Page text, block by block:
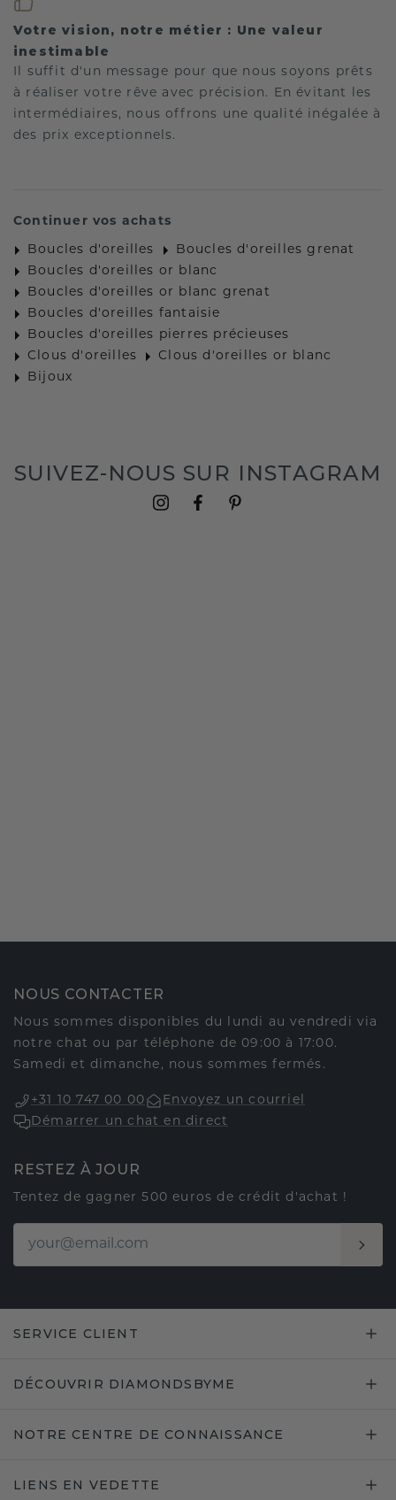
Votre vision, notre métier : Une valeur
inestimable
Il suffit d'un message pour que nous soyons prêts
à réaliser votre rêve avec précision. En évitant les
intermédiaires, nous offrons une qualité inégalée à
des prix exceptionnels.
Continuer vos achats
Boucles d'oreilles
Boucles d'oreilles grenat
Boucles d'oreilles or blanc
Boucles d'oreilles or blanc grenat
Boucles d'oreilles fantaisie
Boucles d'oreilles pierres précieuses
Clous d'oreilles
Clous d'oreilles or blanc
Bijoux
SUIVEZ-NOUS SUR INSTAGRAM
NOUS CONTACTER
Nous sommes disponibles du lundi au vendredi via
notre chat ou par téléphone de 09:00 à 17:00.
Samedi et dimanche, nous sommes fermés.
+31 10 747 00 00
Envoyez un courriel
Démarrer un chat en direct
RESTEZ À JOUR
Tentez de gagner 500 euros de crédit d'achat !
SERVICE CLIENT
DÉCOUVRIR DIAMONDSBYME
NOTRE CENTRE DE CONNAISSANCE
LIENS EN VEDETTE